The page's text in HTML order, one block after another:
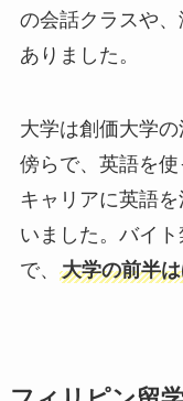
の会話クラスや
ありました。
大学は創価大学
傍らで、英語を
キャリアに英語
いました。バイ
で、 大学の前半